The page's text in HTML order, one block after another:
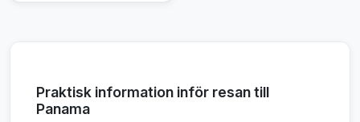
Praktisk information inför resan till
Panama